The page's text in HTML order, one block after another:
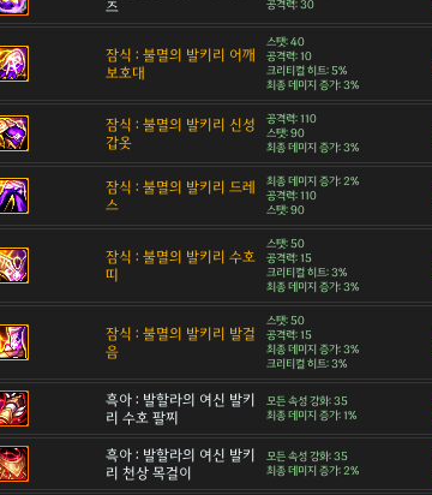
즈
공격력: 30
잠식 : 불멸의 발키리 어깨
보호대
스탯: 40
공격력: 10
크리티컬 히트: 5%
최종 데미지 증가: 3%
잠식 : 불멸의 발키리 신성
갑옷
공격력: 110
스탯: 90
최종 데미지 증가: 3%
잠식 : 불멸의 발키리 드레
스
최종 데미지 증가: 2%
공격력: 110
스탯: 90
잠식 : 불멸의 발키리 수호
띠
스탯: 50
공격력: 15
크리티컬 히트: 3%
최종 데미지 증가: 3%
잠식 : 불멸의 발키리 발걸
음
스탯: 50
공격력: 15
최종 데미지 증가: 3%
크리티컬 히트: 3%
흑아 : 발할라의 여신 발키
리 수호 팔찌
모든 속성 강화: 35
최종 데미지 증가: 1%
흑아 : 발할라의 여신 발키
리 천상 목걸이
모든 속성 강화: 35
최종 데미지 증가: 2%